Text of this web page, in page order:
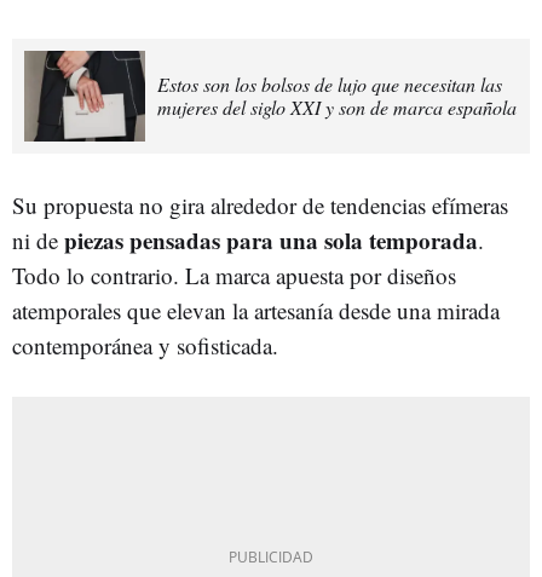
Estos son los bolsos de lujo que necesitan las
mujeres del siglo XXI y son de marca española
Su propuesta no gira alrededor de tendencias efímeras
ni de piezas pensadas para una sola temporada.
Todo lo contrario. La marca apuesta por diseños
atemporales que elevan la artesanía desde una mirada
contemporánea y sofisticada.